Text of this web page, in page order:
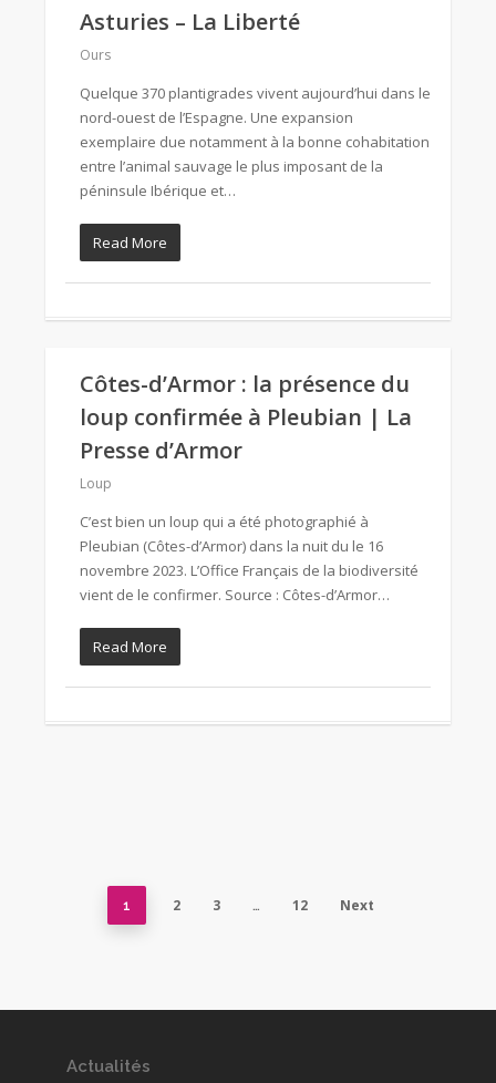
Asturies – La Liberté
Ours
Quelque 370 plantigrades vivent aujourd’hui dans le
nord-ouest de l’Espagne. Une expansion
exemplaire due notamment à la bonne cohabitation
entre l’animal sauvage le plus imposant de la
péninsule Ibérique et…
Read More
Côtes-d’Armor : la présence du
loup confirmée à Pleubian | La
Presse d’Armor
Loup
C’est bien un loup qui a été photographié à
Pleubian (Côtes-d’Armor) dans la nuit du le 16
novembre 2023. L’Office Français de la biodiversité
vient de le confirmer. Source : Côtes-d’Armor…
Read More
1 2 3 … 12 Next
Actualités